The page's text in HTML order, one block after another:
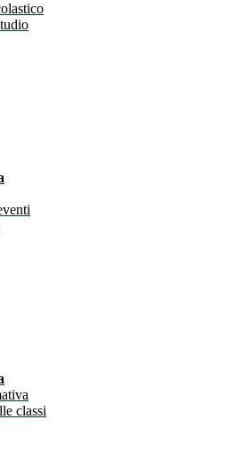
classi